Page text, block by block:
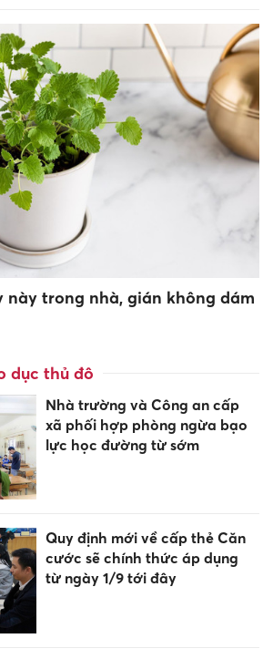
này trong nhà, gián không dám
dục thủ đô
Nhà trường và Công an cấp
xã phối hợp phòng ngừa bạo
lực học đường từ sớm
Quy định mới về cấp thẻ Căn
cước sẽ chính thức áp dụng
từ ngày 1/9 tới đây